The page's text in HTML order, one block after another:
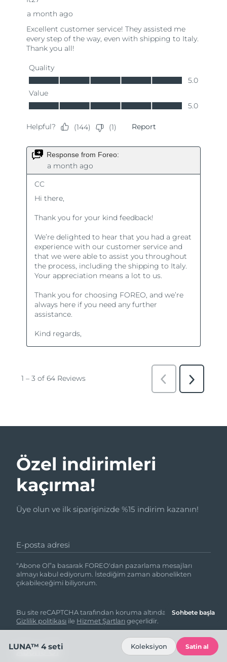
Özel indirimleri
kaçırma!
Üye olun ve ilk siparişinizde %15 indirim kazanın!
E-posta adresi
“Abone Ol”a basarak FOREO'dan pazarlama mesajları
almayı kabul ediyorum. İstediğim zaman abonelikten
çıkabileceğimi biliyorum.
Bu site reCAPTCHA tarafından koruma altındadır ve Google
Gizlilik politikası ile Hizmet Şartlarıgeçerlidir.
Sohbete başla
LUNA™ 4 seti Koleksiyon Satin al